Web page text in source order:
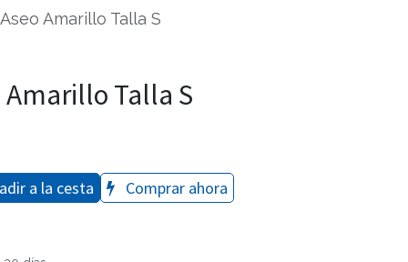
Amarillo Talla S
Amarillo Talla S
a la cesta Comprar ahora